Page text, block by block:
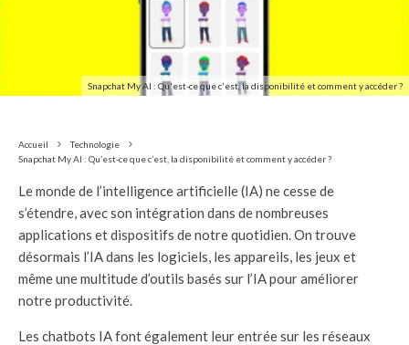
Snapchat My AI : Qu'est-ce que c'est, la disponibilité et comment y accéder ?
Accueil
Technologie
Snapchat My AI : Qu’est-ce que c’est, la disponibilité et comment y accéder ?
Le monde de l’intelligence artificielle (IA) ne cesse de
s’étendre, avec son intégration dans de nombreuses
applications et dispositifs de notre quotidien. On trouve
désormais l’IA dans les logiciels, les appareils, les jeux et
même une multitude d’outils basés sur l’IA pour améliorer
notre productivité.
Les chatbots IA font également leur entrée sur les réseaux